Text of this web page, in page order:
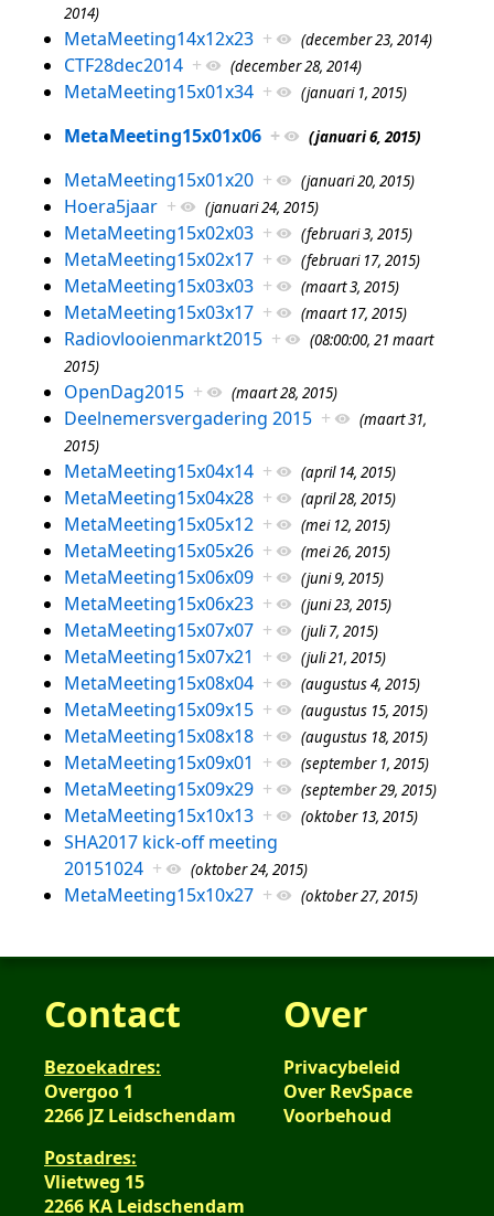
2014)
MetaMeeting14x12x23 + (december 23, 2014)
CTF28dec2014 + (december 28, 2014)
MetaMeeting15x01x34 + (januari 1, 2015)
MetaMeeting15x01x06 + (januari 6, 2015)
MetaMeeting15x01x20 + (januari 20, 2015)
Hoera5jaar + (januari 24, 2015)
MetaMeeting15x02x03 + (februari 3, 2015)
MetaMeeting15x02x17 + (februari 17, 2015)
MetaMeeting15x03x03 + (maart 3, 2015)
MetaMeeting15x03x17 + (maart 17, 2015)
Radiovlooienmarkt2015 +
(08:00:00, 21 maart
2015)
OpenDag2015 + (maart 28, 2015)
Deelnemersvergadering 2015 +
(maart 31,
2015)
MetaMeeting15x04x14 + (april 14, 2015)
MetaMeeting15x04x28 + (april 28, 2015)
MetaMeeting15x05x12 + (mei 12, 2015)
MetaMeeting15x05x26 + (mei 26, 2015)
MetaMeeting15x06x09 + (juni 9, 2015)
MetaMeeting15x06x23 + (juni 23, 2015)
MetaMeeting15x07x07 + (juli 7, 2015)
MetaMeeting15x07x21 + (juli 21, 2015)
MetaMeeting15x08x04 + (augustus 4, 2015)
MetaMeeting15x09x15 + (augustus 15, 2015)
MetaMeeting15x08x18 + (augustus 18, 2015)
MetaMeeting15x09x01 + (september 1, 2015)
MetaMeeting15x09x29 + (september 29, 2015)
MetaMeeting15x10x13 + (oktober 13, 2015)
SHA2017 kick-off meeting
20151024 + (oktober 24, 2015)
MetaMeeting15x10x27 + (oktober 27, 2015)
Contact
Bezoekadres:
Overgoo 1
2266 JZ Leidschendam
Postadres:
Vlietweg 15
2266 KA Leidschendam
Over
Privacybeleid
Over RevSpace
Voorbehoud